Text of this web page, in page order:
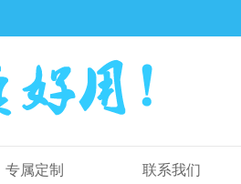
专属定制 联系我们